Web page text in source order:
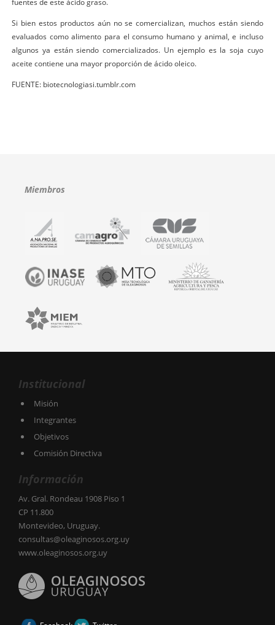
fuentes de este ácido graso.
Si bien estos productos aún no se comercializan, muchos están siendo
evaluados como alimento para el consumo humano y animal, e incluso
algunos ya están siendo comercializados. Un ejemplo es la soja cuyo
aceite contiene una mayor proporción de ácido oleico.
FUENTE: biotecnologiasi.tumblr.com
Miembros
Institucional
Misión
Integrantes
Objetivos
Comisión Directiva
Información
Av. Gral. Rondeau 1908 Piso 1
CP 11.800
Montevideo, Uruguay.
consultas@oleaginosos.org.uy
www.oleaginosos.org.uy